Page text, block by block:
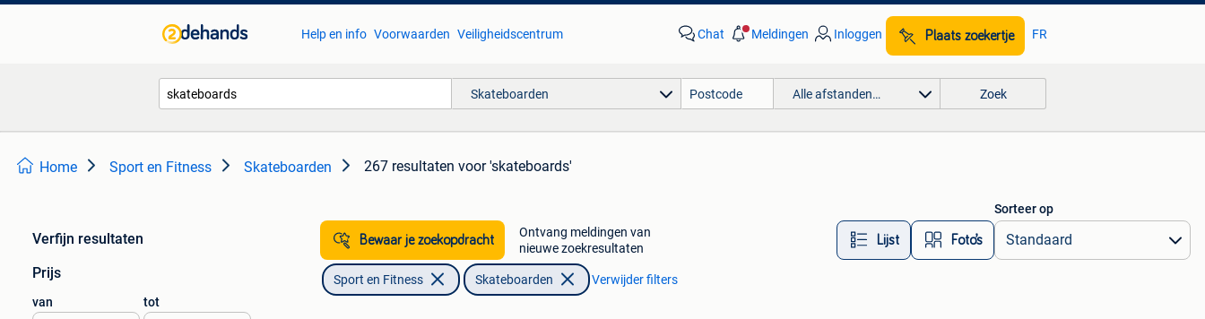
Help en info Voorwaarden Veiligheidscentrum Chat Meldingen Inloggen Plaats zoekertje FR
Skateboarden Alle afstanden… Zoek
Home Sport en Fitness Skateboarden 267 resultaten voor 'skateboards'
Verfijn resultaten
Prijs
van tot
Bewaar je zoekopdracht
Ontvang meldingen van
nieuwe zoekresultaten
Lijst Foto’s
Sorteer op
Sport en Fitness Skateboarden Verwijder filters